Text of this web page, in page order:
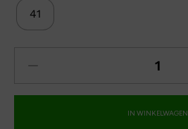
41
IN WINKELWAGEN